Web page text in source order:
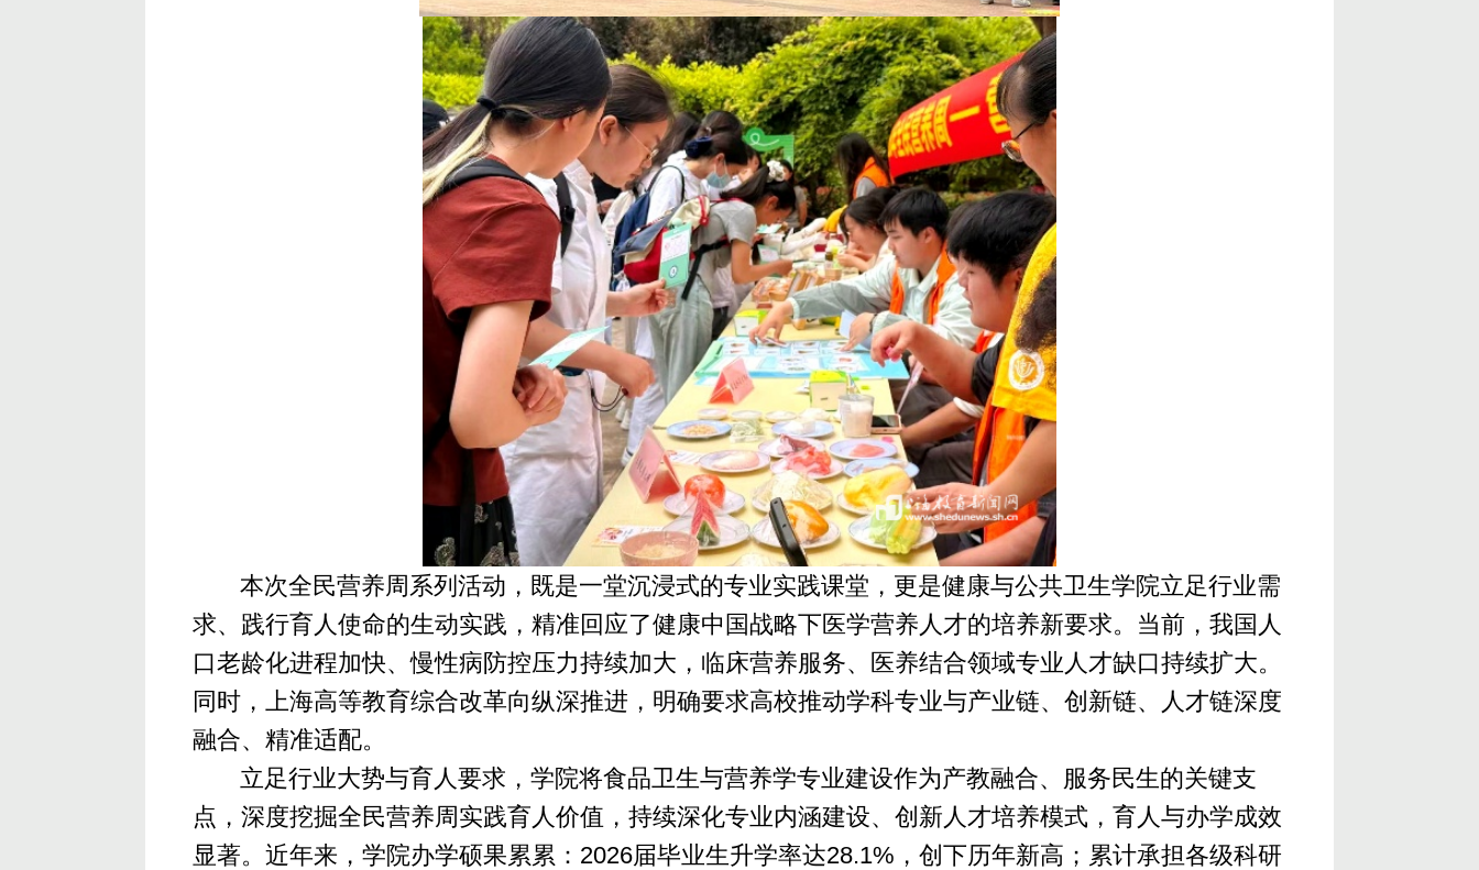
本次全民营养周系列活动，既是一堂沉浸式的专业实践课堂，更是健康与公共卫生学院立足行业需
求、践行育人使命的生动实践，精准回应了健康中国战略下医学营养人才的培养新要求。当前，我国人
口老龄化进程加快、慢性病防控压力持续加大，临床营养服务、医养结合领域专业人才缺口持续扩大。
同时，上海高等教育综合改革向纵深推进，明确要求高校推动学科专业与产业链、创新链、人才链深度
融合、精准适配。
立足行业大势与育人要求，学院将食品卫生与营养学专业建设作为产教融合、服务民生的关键支
点，深度挖掘全民营养周实践育人价值，持续深化专业内涵建设、创新人才培养模式，育人与办学成效
显著。近年来，学院办学硕果累累：2026届毕业生升学率达28.1%，创下历年新高；累计承担各级科研